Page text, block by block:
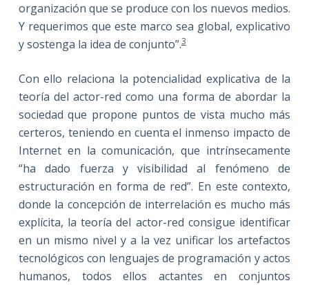
organización que se produce con los nuevos medios.
Y requerimos que este marco sea global, explicativo
y sostenga la idea de conjunto”.3
Con ello relaciona la potencialidad explicativa de la
teoría del actor-red como una forma de abordar la
sociedad que propone puntos de vista mucho más
certeros, teniendo en cuenta el inmenso impacto de
Internet en la comunicación, que intrínsecamente
“ha dado fuerza y visibilidad al fenómeno de
estructuración en forma de red”. En este contexto,
donde la concepción de interrelación es mucho más
explícita, la teoría del actor-red consigue identificar
en un mismo nivel y a la vez unificar los artefactos
tecnológicos con lenguajes de programación y actos
humanos, todos ellos actantes en conjuntos